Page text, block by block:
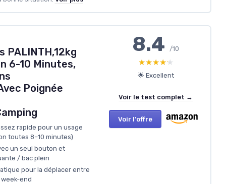
PALINTH,12kg
6-10 Minutes,
Poignée
rapide pour un usage
toutes 8–10 minutes)
un seul bouton et
/ bac plein
pour la déplacer entre
week-end
8.4/10
★★★★★
★★★★★
🌟 Excellent
Voir le test complet →
Voir l'offre